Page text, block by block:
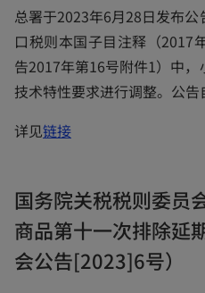
e
w
t
a
总署于2023年6月28日发布
口税则本国子目注释（2017
告2017年第16号附件1）中
技术特性要求进行调整。公告
详见链接o
n
s
i
n
国务院关税税则委员
商品第十一次排除延
会公告[2023]6号）